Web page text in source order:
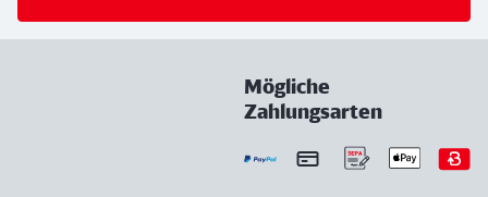
Mögliche
Zahlungsarten